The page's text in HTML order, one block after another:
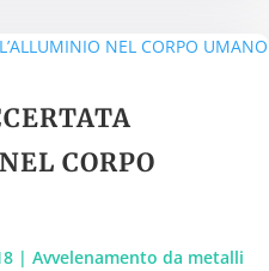
CORPO
| Avvelenamento da metalli